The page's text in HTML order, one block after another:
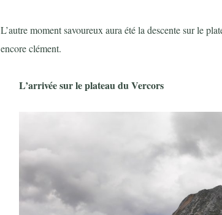
L’autre moment savoureux aura été la descente sur le
encore clément.
L’arrivée sur le plateau du Vercors